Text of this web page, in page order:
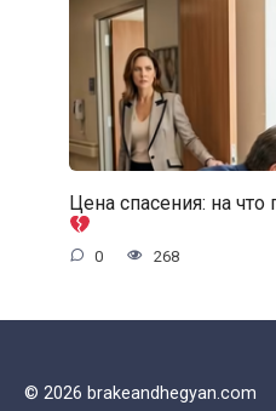
Цена спасения: на что
0 268
© 2026 brakeandhegyan.com